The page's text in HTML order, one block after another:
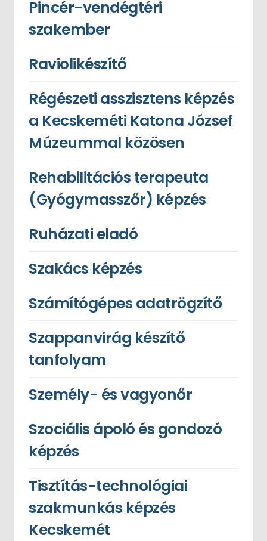
Pincér-vendégtéri
szakember
Raviolikészítő
Régészeti asszisztens képzés
a Kecskeméti Katona József
Múzeummal közösen
Rehabilitációs terapeuta
(Gyógymasszőr) képzés
Ruházati eladó
Szakács képzés
Számítógépes adatrögzítő
Szappanvirág készítő
tanfolyam
Személy- és vagyonőr
Szociális ápoló és gondozó
képzés
Tisztítás-technológiai
szakmunkás képzés
Kecskemét